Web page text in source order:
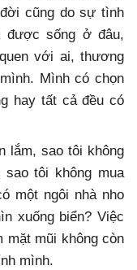
cũng do sự tình
được sống ở đâu,
với ai, thương
Mình có chọn
hay tất cả đều có
lắm, sao tôi không
tôi không mua
một ngôi nhà nho
xuống biển? Việc
mặt mũi không còn
mình.